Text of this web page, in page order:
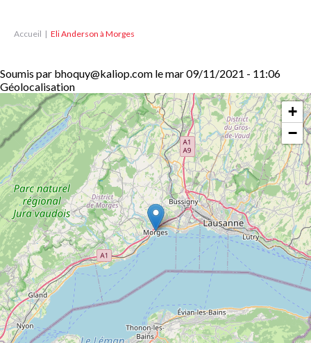
Accueil Eli Anderson à Morges
Soumis par bhoquy@kaliop.com lemar 09/11/2021 - 11:06
Géolocalisation
+
−